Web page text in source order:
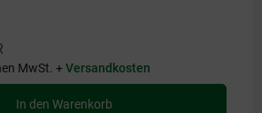
MwSt. +Versandkosten
In den Warenkorb